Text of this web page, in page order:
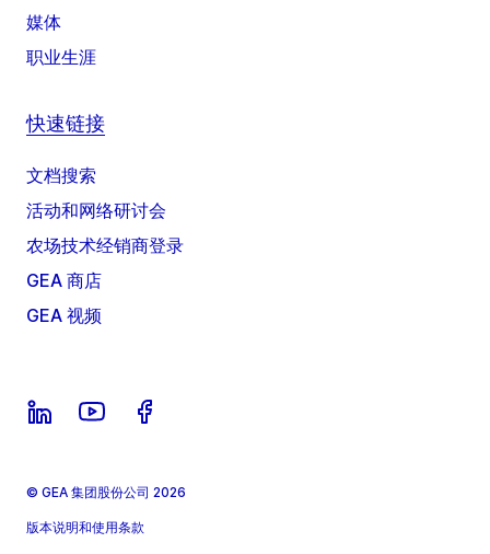
媒体
职业生涯
快速链接
文档搜索
活动和网络研讨会
农场技术经销商登录
GEA 商店
GEA 视频
© GEA 集团股份公司 2026
版本说明和使用条款